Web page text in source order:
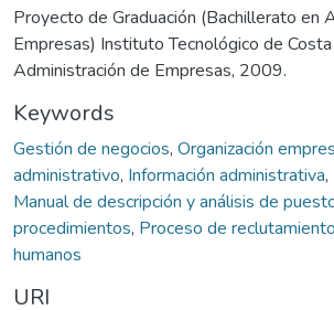
Proyecto de Graduación (Bachillerato en
Empresas) Instituto Tecnológico de Costa
Administración de Empresas, 2009.
Keywords
Gestión de negocios, Organización
administrativo, Información administrativa,
Manual de descripción y análisis de
procedimientos, Proceso de
humanos
URI